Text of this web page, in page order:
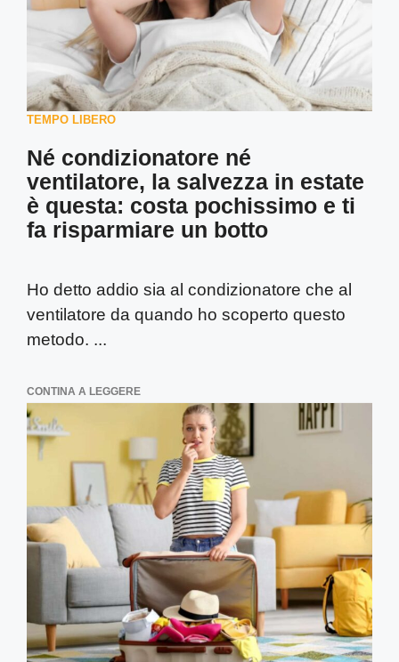
TEMPO LIBERO
Né condizionatore né
ventilatore, la salvezza in estate
è questa: costa pochissimo e ti
fa risparmiare un botto
Ho detto addio sia al condizionatore che al
ventilatore da quando ho scoperto questo
metodo. ...
CONTINA A LEGGERE